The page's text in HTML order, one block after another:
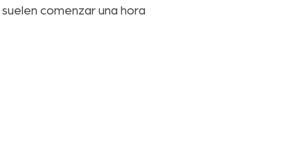
comenzar una hora